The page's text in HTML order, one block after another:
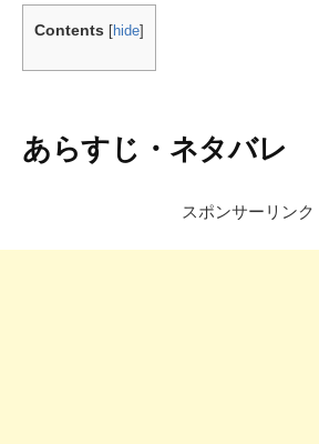
Contents [hide]
あらすじ・ネタバレ
スポンサーリンク